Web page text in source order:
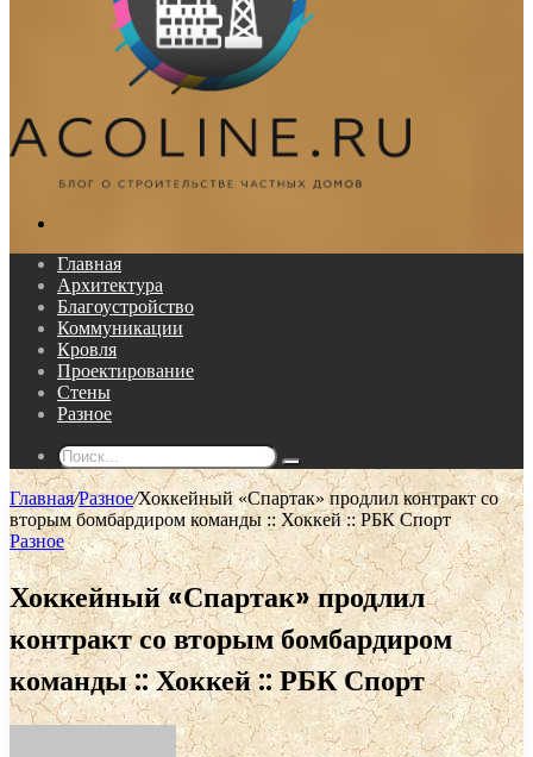
Главная
Архитектура
Благоустройство
Коммуникации
Кровля
Проектирование
Стены
Разное
Поиск...
Главная/Разное/Хоккейный «Спартак» продлил контракт со
вторым бомбардиром команды :: Хоккей :: РБК Спорт
Разное
Хоккейный «Спартак» продлил
контракт со вторым бомбардиром
команды :: Хоккей :: РБК Спорт